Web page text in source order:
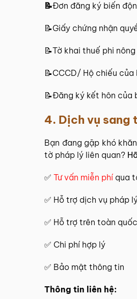
📝Đơn đăng ký biến
📝Giấy chứng nhận
📝Tờ khai thuế phi
📝CCCD/ Hộ chiếu
📝Đăng ký kết hôn của
4. Dịch vụ
Bạn đang gặp khó
tờ pháp lý liên quan?
✅ Tư vấn miễn phí qua
✅ Hỗ trợ dịch vụ pháp
✅ Hỗ trợ trên toàn quốc
✅ Chi phí hợp lý
✅ Bảo mật thông tin
Thông tin liên hệ: